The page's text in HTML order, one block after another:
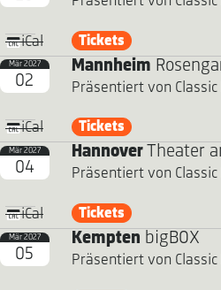
iCal Tickets
Mär 2027
02
iCal
Mannheim
Präsentiert von Classic
Tickets
Mär 2027
04
iCal
HannoverTheater
Präsentiert von Classic
Tickets
Mär 2027
05
Kempten bigBOX
Präsentiert von Classic